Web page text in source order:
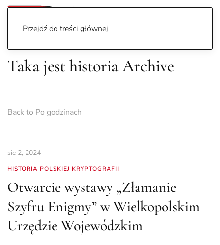
Przejdź do treści głównej
Taka jest historia Archive
Back to Po godzinach
sie 2, 2024
HISTORIA POLSKIEJ KRYPTOGRAFII
Otwarcie wystawy „Złamanie
Szyfru Enigmy” w Wielkopolskim
Urzędzie Wojewódzkim